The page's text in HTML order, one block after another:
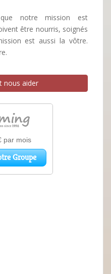
notre mission est
être nourris, soignés
est aussi la vôtre.
aider